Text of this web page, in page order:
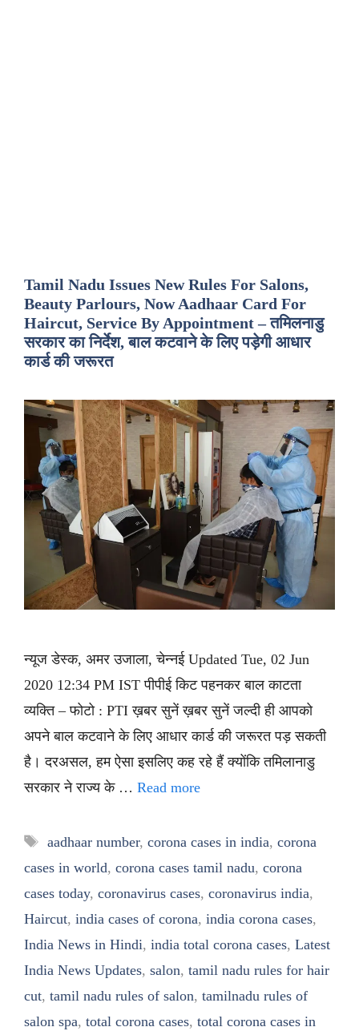
Tamil Nadu Issues New Rules For Salons,
Beauty Parlours, Now Aadhaar Card For
Haircut, Service By Appointment – तमिलनाडु
सरकार का निर्देश, बाल कटवाने के लिए पड़ेगी आधार
कार्ड की जरूरत
न्यूज डेस्क, अमर उजाला, चेन्नई Updated Tue, 02 Jun
2020 12:34 PM IST पीपीई किट पहनकर बाल काटता
व्यक्ति – फोटो : PTI ख़बर सुनें ख़बर सुनें जल्दी ही आपको
अपने बाल कटवाने के लिए आधार कार्ड की जरूरत पड़ सकती
है। दरअसल, हम ऐसा इसलिए कह रहे हैं क्योंकि तमिलानाडु
सरकार ने राज्य के … Read more
Tags
aadhaar number, corona cases in india, corona
cases in world, corona cases tamil nadu, corona
cases today, coronavirus cases, coronavirus india,
Haircut, india cases of corona, india corona cases,
India News in Hindi, india total corona cases, Latest
India News Updates, salon, tamil nadu rules for hair
cut, tamil nadu rules of salon, tamilnadu rules of
salon spa, total corona cases, total corona cases in